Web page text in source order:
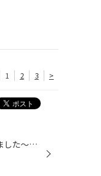
1 2 3 >
こんにちは！男・山田です！！ 昨日ッ！！ ピット上看板のデザインを変更しました～！！(^o^)/ ・・・正確には、変更していただきました～☆☆ とても手際の良い作業、さらにピット状況までご配慮していただき、 業者の皆さまありがとうございましたッ！！ っという事で☆ 昼も、夜もステキに生まれ変...